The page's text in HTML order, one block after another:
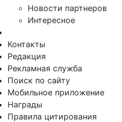
Новости партнеров
Интересное
Контакты
Редакция
Рекламная служба
Поиск по сайту
Мобильное приложение
Награды
Правила цитирования